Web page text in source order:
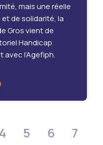
mais une réelle
de solidarité, la
Gros vient de
Handicap
l’Agefiph.
4 5 6 7